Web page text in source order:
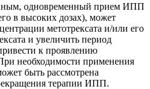
одновременный прием ИПП
в высоких дозах), может
метотрексата и/или его
и увеличить период
к проявлению
необходимости применения
быть рассмотрена
терапии ИПП.